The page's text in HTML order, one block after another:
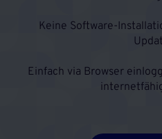
Keine Software-
Einfach via Browser